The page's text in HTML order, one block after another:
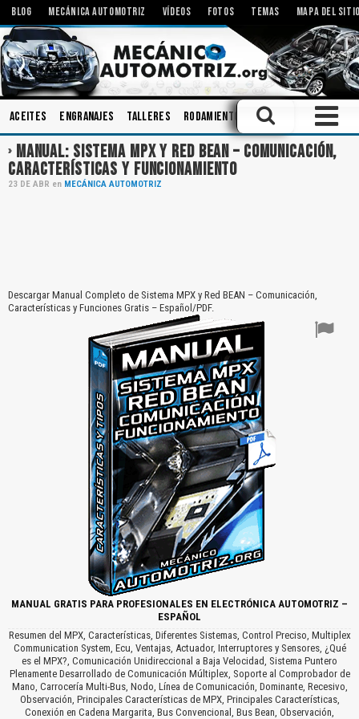
BLOG MECÁNICA AUTOMOTRIZ VÍDEOS FOTOS TEMAS MAPA DEL
Aceites Engranajes Talleres Rodamientos Bombas
MANUAL: SISTEMA MPX Y RED BEAN – COMUNICACIÓN,
CARACTERÍSTICAS Y FUNCIONAMIENTO
23 DE ABR en MECÁNICA AUTOMOTRIZ
Descargar Manual Completo de Sistema MPX y Red BEAN – Comunicación,
Características y Funciones Gratis – Español/PDF.
MANUAL GRATIS PARA PROFESIONALES EN ELECTRÓNICA AUTOMOTRIZ –
ESPAÑOL
Resumen del MPX, Características, Diferentes Sistemas, Control Preciso, Multiplex
Communication System, Ecu, Ventajas, Actuador, Interruptores y Sensores, ¿Qué
es el MPX?, Comunicación Unidireccional a Baja Velocidad, Sistema Puntero
Plenamente Desarrollado de Comunicación Múltiplex, Soporte al Comprobador de
Mano, Carrocería Multi-Bus, Nodo, Línea de Comunicación, Dominante, Recesivo,
Observación, Principales Características de MPX, Principales Características,
Conexión en Cadena Margarita, Bus Convencional, Bus Bean, Observación,